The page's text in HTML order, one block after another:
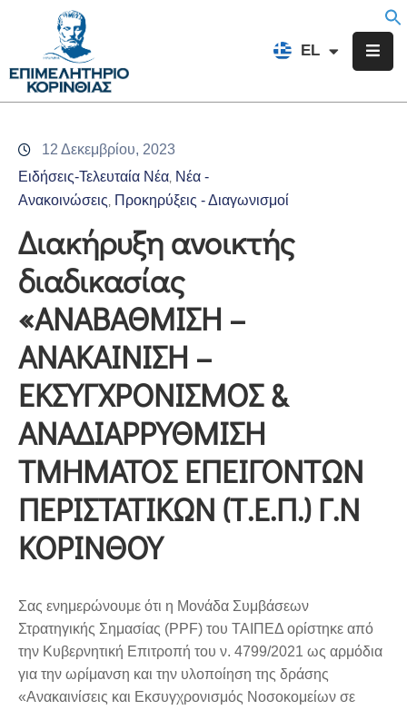
EL
FR
Επιμελητήριο
Υπηρεσίες
Προγράμματα
Δράσεις
Εκδηλώσεις
Επικοινωνία
12 Δεκεμβρίου, 2023
Ειδήσεις-Τελευταία Νέα Νέα -
Ανακοινώσεις Προκηρύξεις - Διαγωνισμοί
Διακήρυξη ανοικτής
διαδικασίας
«ΑΝΑΒΑΘΜΙΣΗ –
ΑΝΑΚΑΙΝΙΣΗ –
ΕΚΣΥΓΧΡΟΝΙΣΜΟΣ &
ΑΝΑΔΙΑΡΡΥΘΜΙΣΗ
ΤΜΗΜΑΤΟΣ ΕΠΕΙΓΟΝΤΩΝ
ΠΕΡΙΣΤΑΤΙΚΩΝ (Τ.Ε.Π.) Γ.Ν
ΚΟΡΙΝΘΟΥ
Σας ενημερώνουμε ότι η Μονάδα Συμβάσεων
Στρατηγικής Σημασίας (PPF) του ΤΑΙΠΕΔ ορίστηκε από
την Κυβερνητική Επιτροπή του ν. 4799/2021 ως αρμόδια
για την ωρίμανση και την υλοποίηση της δράσης
«Ανακαινίσεις και Εκσυγχρονισμός Νοσοκομείων σε